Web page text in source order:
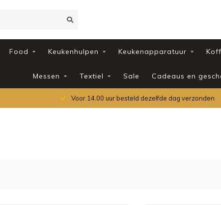
Food Keukenhulpen Keukenapparatuur
Messen Textiel Sale Cadeaus en
Voor 14.00 uur besteld dezelfde dag verzonden